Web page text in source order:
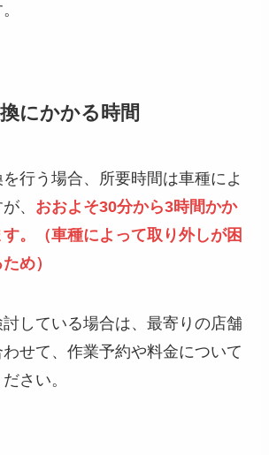
にかかる時間
行う場合、所要時間は車種によ
、 おおよそ30分から3時間かか
。（車種によって取り外しが困
め）
している場合は、最寄りの店舗
せて、作業予約や料金について
さい。